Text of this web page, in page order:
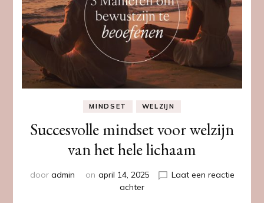
MINDSET WELZIJN
Succesvolle mindset voor welzijn
van het hele lichaam
door admin on april 14, 2025
Laat een reactie
achterop